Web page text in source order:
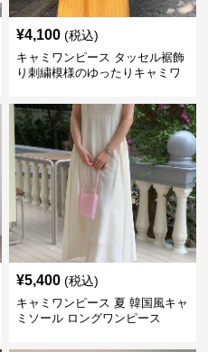
¥4,100 (税込)
キャミワンピース タッセル裾飾
り刺繍模様のゆったりキャミワ
¥5,400 (税込)
キャミワンピース 夏 韓国風キャ
ミソール ロングワンピース